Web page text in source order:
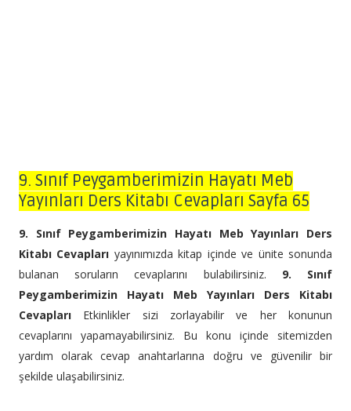
9. Sınıf Peygamberimizin Hayatı Meb
Yayınları Ders Kitabı Cevapları Sayfa 65
9. Sınıf Peygamberimizin Hayatı Meb Yayınları Ders
Kitabı Cevapları yayınımızda kitap içinde ve ünite sonunda
bulanan soruların cevaplarını bulabilirsiniz. 9. Sınıf
Peygamberimizin Hayatı Meb Yayınları Ders Kitabı
Cevapları Etkinlikler sizi zorlayabilir ve her konunun
cevaplarını yapamayabilirsiniz. Bu konu içinde sitemizden
yardım olarak cevap anahtarlarına doğru ve güvenilir bir
şekilde ulaşabilirsiniz.